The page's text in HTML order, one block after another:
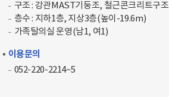
구조 : 강관MAST기둥조, 철근콘크리트구조
층수 : 지하1층, 지상3층(높이-19.6m)
가족탈의실 운영(남1, 여1)
이용문의
052-220-2214~5